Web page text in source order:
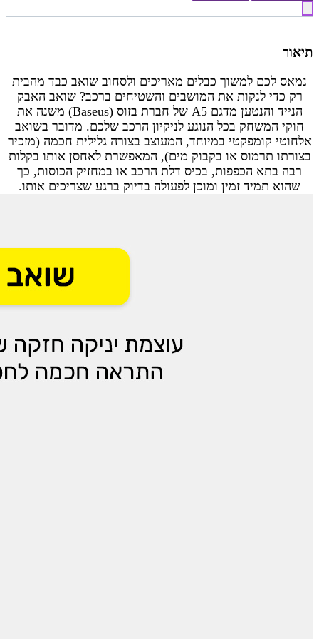
תיאור
נמאס לכם למשוך כבלים מאריכים ולסחוב שואב כבד מהבית
רק כדי לנקות את המושבים והשטיחים ברכב? שואב האבק
הנייד והנטען מדגם A5 של חברת בזוס (Baseus) משנה את
חוקי המשחק בכל הנוגע לניקיון הרכב שלכם. מדובר בשואב
אלחוטי קומפקטי במיוחד, המעוצב בצורה גלילית חכמה (מזכיר
בצורתו תרמוס או בקבוק מים), המאפשרת לאחסן אותו בקלות
רבה בתא הכפפות, בכיס דלת הרכב או במחזיק הכוסות, כך
שהוא תמיד זמין ומוכן לפעולה בדיוק ברגע שצריכים אותו.